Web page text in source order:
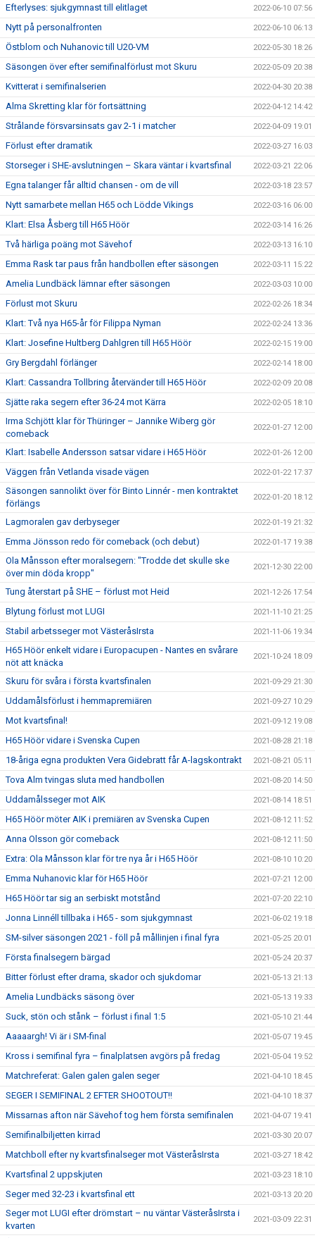
Efterlyses: sjukgymnast till elitlaget 2022-06-10 07:56
Nytt på personalfronten 2022-06-10 06:13
Östblom och Nuhanovic till U20-VM 2022-05-30 18:26
Säsongen över efter semifinalförlust mot Skuru 2022-05-09 20:38
Kvitterat i semifinalserien 2022-04-30 20:38
Alma Skretting klar för fortsättning 2022-04-12 14:42
Strålande försvarsinsats gav 2-1 i matcher 2022-04-09 19:01
Förlust efter dramatik 2022-03-27 16:03
Storseger i SHE-avslutningen – Skara väntar i kvartsfinal 2022-03-21 22:06
Egna talanger får alltid chansen - om de vill 2022-03-18 23:57
Nytt samarbete mellan H65 och Lödde Vikings 2022-03-16 06:00
Klart: Elsa Åsberg till H65 Höör 2022-03-14 16:26
Två härliga poäng mot Sävehof 2022-03-13 16:10
Emma Rask tar paus från handbollen efter säsongen 2022-03-11 15:22
Amelia Lundbäck lämnar efter säsongen 2022-03-03 10:00
Förlust mot Skuru 2022-02-26 18:34
Klart: Två nya H65-år för Filippa Nyman 2022-02-24 13:36
Klart: Josefine Hultberg Dahlgren till H65 Höör 2022-02-15 19:00
Gry Bergdahl förlänger 2022-02-14 18:00
Klart: Cassandra Tollbring återvänder till H65 Höör 2022-02-09 20:08
Sjätte raka segern efter 36-24 mot Kärra 2022-02-05 18:10
Irma Schjött klar för Thüringer – Jannike Wiberg gör
comeback
2022-01-27 12:00
Klart: Isabelle Andersson satsar vidare i H65 Höör 2022-01-26 12:00
Väggen från Vetlanda visade vägen 2022-01-22 17:37
Säsongen sannolikt över för Binto Linnér - men kontraktet
förlängs
2022-01-20 18:12
Lagmoralen gav derbyseger 2022-01-19 21:32
Emma Jönsson redo för comeback (och debut) 2022-01-17 19:38
Ola Månsson efter moralsegern: "Trodde det skulle ske
över min döda kropp"
2021-12-30 22:00
Tung återstart på SHE – förlust mot Heid 2021-12-26 17:54
Blytung förlust mot LUGI 2021-11-10 21:25
Stabil arbetsseger mot VästeråsIrsta 2021-11-06 19:34
H65 Höör enkelt vidare i Europacupen - Nantes en svårare
nöt att knäcka
2021-10-24 18:09
Skuru för svåra i första kvartsfinalen 2021-09-29 21:30
Uddamålsförlust i hemmapremiären 2021-09-27 10:29
Mot kvartsfinal! 2021-09-12 19:08
H65 Höör vidare i Svenska Cupen 2021-08-28 21:18
18-åriga egna produkten Vera Gidebratt får A-lagskontrakt 2021-08-21 05:11
Tova Alm tvingas sluta med handbollen 2021-08-20 14:50
Uddamålsseger mot AIK 2021-08-14 18:51
H65 Höör möter AIK i premiären av Svenska Cupen 2021-08-12 11:52
Anna Olsson gör comeback 2021-08-12 11:50
Extra: Ola Månsson klar för tre nya år i H65 Höör 2021-08-10 10:20
Emma Nuhanovic klar för H65 Höör 2021-07-21 12:00
H65 Höör tar sig an serbiskt motstånd 2021-07-20 22:10
Jonna Linnéll tillbaka i H65 - som sjukgymnast 2021-06-02 19:18
SM-silver säsongen 2021 - föll på mållinjen i final fyra 2021-05-25 20:01
Första finalsegern bärgad 2021-05-24 20:37
Bitter förlust efter drama, skador och sjukdomar 2021-05-13 21:13
Amelia Lundbäcks säsong över 2021-05-13 19:33
Suck, stön och stånk – förlust i final 1:5 2021-05-10 21:44
Aaaaargh! Vi är i SM-final 2021-05-07 19:45
Kross i semifinal fyra – finalplatsen avgörs på fredag 2021-05-04 19:52
Matchreferat: Galen galen galen seger 2021-04-10 18:45
SEGER I SEMIFINAL 2 EFTER SHOOTOUT!! 2021-04-10 18:37
Missarnas afton när Sävehof tog hem första semifinalen 2021-04-07 19:41
Semifinalbiljetten kirrad 2021-03-30 20:07
Matchboll efter ny kvartsfinalseger mot VästeråsIrsta 2021-03-27 18:42
Kvartsfinal 2 uppskjuten 2021-03-23 18:10
Seger med 32-23 i kvartsfinal ett 2021-03-13 20:20
Seger mot LUGI efter drömstart – nu väntar VästeråsIrsta i
kvarten
2021-03-09 22:31